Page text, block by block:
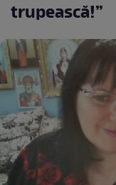
trupească!”